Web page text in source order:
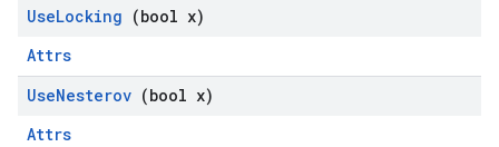
UseLocking (bool x)
Attrs
UseNesterov (bool x)
Attrs